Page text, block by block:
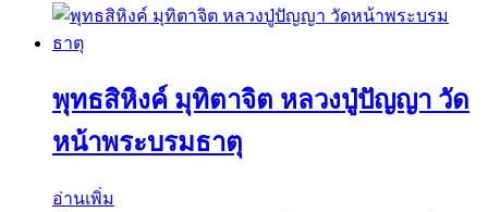
พุทธสิหิงค์ มุทิตาจิต หลวงปู่ปัญญา วัด
หน้าพระบรมธาตุ
อ่านเพิ่ม